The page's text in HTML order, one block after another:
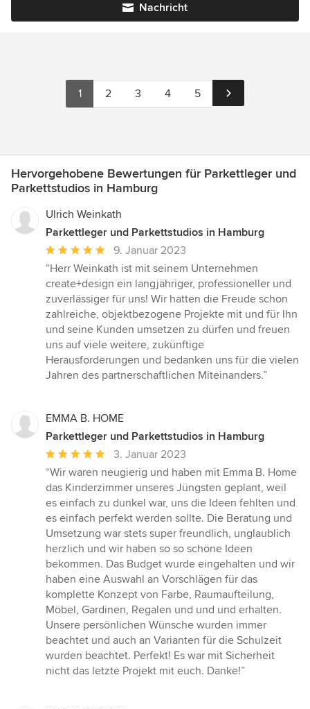
Nachricht
1 2 3 4 5
Hervorgehobene Bewertungen für Parkettleger und
Parkettstudios in Hamburg
Ulrich Weinkath
Parkettleger und Parkettstudios in Hamburg
Durchschnittliche
Bewertung:
5
von
5
Sternen
9. Januar 2023
“Herr Weinkath ist mit seinem Unternehmen
create+design ein langjähriger, professioneller und
zuverlässiger für uns! Wir hatten die Freude schon
zahlreiche, objektbezogene Projekte mit und für Ihn
und seine Kunden umsetzen zu dürfen und freuen
uns auf viele weitere, zukünftige
Herausforderungen und bedanken uns für die vielen
Jahren des partnerschaftlichen Miteinanders.”
EMMA B. HOME
Parkettleger und Parkettstudios in Hamburg
Durchschnittliche
Bewertung:
5
von
5
Sternen
3. Januar 2023
“Wir waren neugierig und haben mit Emma B. Home
das Kinderzimmer unseres Jüngsten geplant, weil
es einfach zu dunkel war, uns die Ideen fehlten und
es einfach perfekt werden sollte. Die Beratung und
Umsetzung war stets super freundlich, unglaublich
herzlich und wir haben so so schöne Ideen
bekommen. Das Budget wurde eingehalten und wir
haben eine Auswahl an Vorschlägen für das
komplette Konzept von Farbe, Raumaufteilung,
Möbel, Gardinen, Regalen und und und erhalten.
Unsere persönlichen Wünsche wurden immer
beachtet und auch an Varianten für die Schulzeit
wurden beachtet. Perfekt! Es war mit Sicherheit
nicht das letzte Projekt mit euch. Danke!”